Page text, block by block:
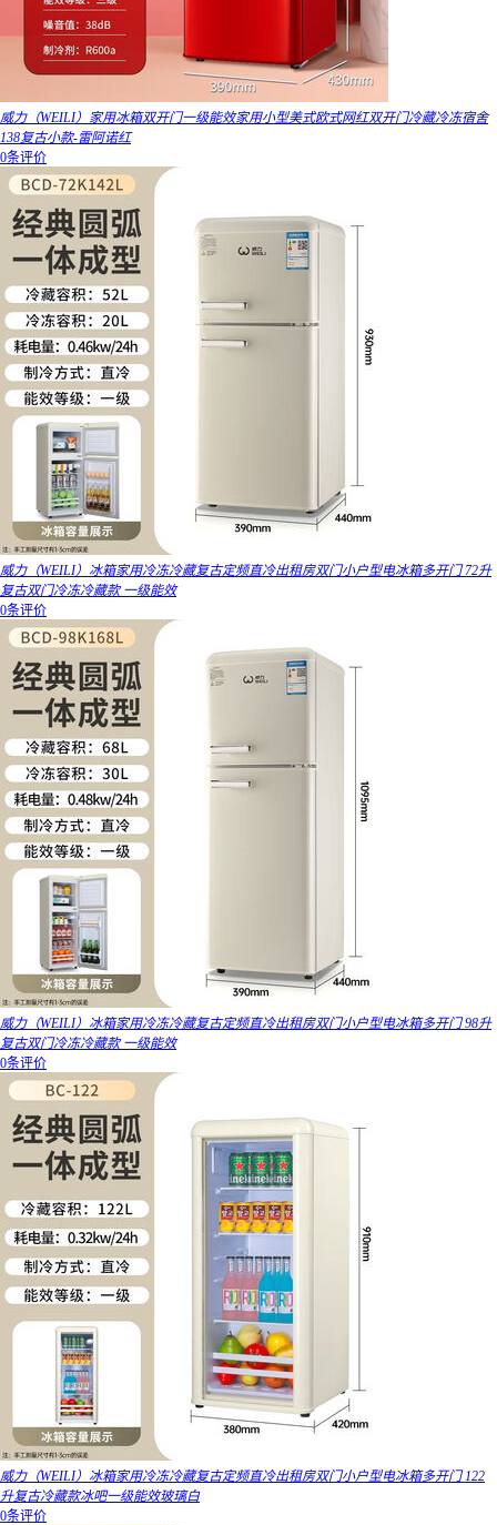
威力（WEILI）家用冰箱双开门一级能效家用小型美式欧式网红双开门冷藏冷冻宿舍
138复古小款-雷阿诺红
0条评价
威力（WEILI）冰箱家用冷冻冷藏复古定频直冷出租房双门小户型电冰箱多开门 72升
复古双门冷冻冷藏款 一级能效
0条评价
威力（WEILI）冰箱家用冷冻冷藏复古定频直冷出租房双门小户型电冰箱多开门 98升
复古双门冷冻冷藏款 一级能效
0条评价
威力（WEILI）冰箱家用冷冻冷藏复古定频直冷出租房双门小户型电冰箱多开门 122
升复古冷藏款冰吧一级能效玻璃白
0条评价